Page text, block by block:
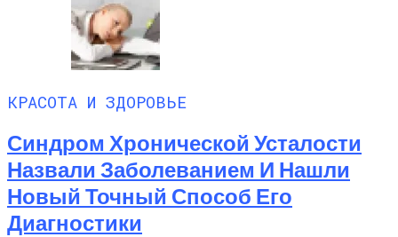
КРАСОТА И ЗДОРОВЬЕ
Синдром Хронической Усталости
Назвали Заболеванием И Нашли
Новый Точный Способ Его
Диагностики